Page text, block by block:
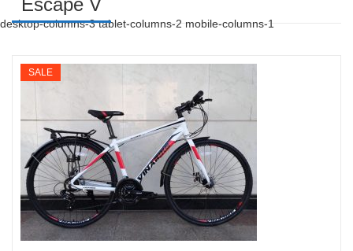
Escape V
desktop-columns-3 tablet-columns-2 mobile-columns-1
SALE